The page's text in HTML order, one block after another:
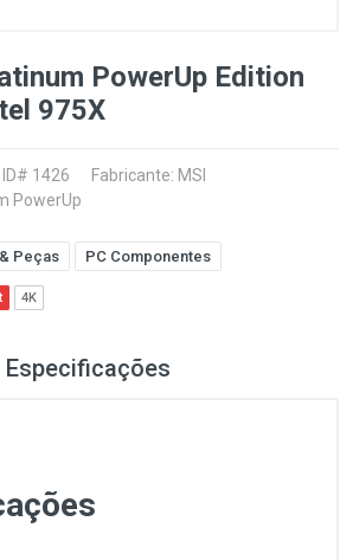
PowerUp Edition
975X
ID# 1426 Fabricante: MSI
PowerUp
Peças PC Componentes
4K
Especificações